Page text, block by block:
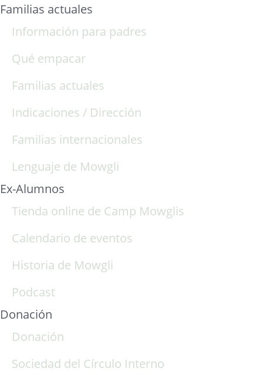
Familias actuales
Información para padres
Qué empacar
Familias actuales
Indicaciones / Dirección
Familias internacionales
Lenguaje de Mowgli
Ex-Alumnos
Tienda online de Camp Mowglis
Calendario de eventos
Historia de Mowgli
Podcast
Donación
Donación
Sociedad del Círculo Interno